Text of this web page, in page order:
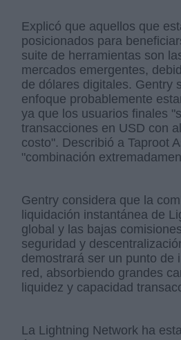
Explicó que aquellos que
posicionados para
suite de herramientas son
mercados emergentes,
de dólares digitales. Gentry
enfoque probablemente
ya que los usuarios finales
transacciones en USD con
costo". Describió a Taproot
"combinación
Gentry considera que la
liquidación instantánea de
global y las bajas
seguridad y
demostrará ser un punto de
red, absorbiendo grandes
liquidez y capacidad
La Lightning Network ha